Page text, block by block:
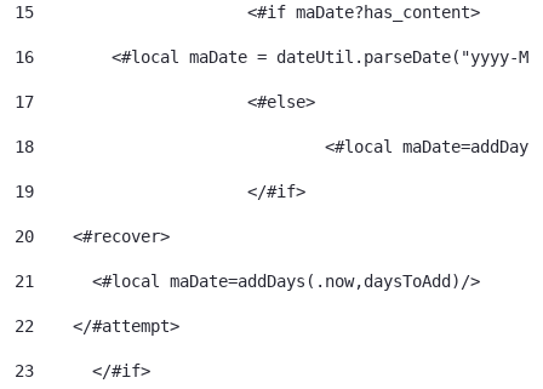
15
			<#if maDate?has_content>
16
<#local maDate = dateUtil.parseDate("yyyy-
17
			<#else>
18
<#local
19
			</#if>
20
    <#recover>
21
      <#local maDate=addDays(.now,daysToAdd)/>
22
    </#attempt>
23
	</#if>